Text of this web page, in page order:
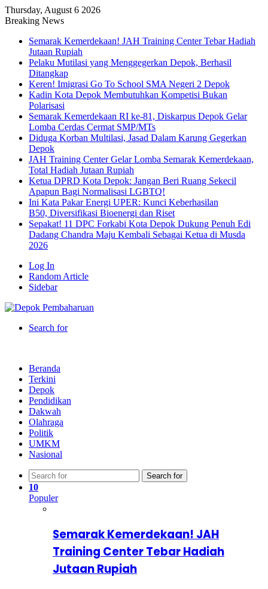
Thursday, August 6 2026
Breaking News
Semarak Kemerdekaan! JAH Training Center Tebar Hadiah
Jutaan Rupiah
Pelaku Mutilasi yang Menggegerkan Depok, Berhasil
Ditangkap
Keren! Imigrasi Go To School SMA Negeri 2 Depok
Kadin Kota Depok Membutuhkan Kompetisi Bukan
Polarisasi
Semarak Kemerdekaan RI ke-81, Diskarpus Depok Gelar
Lomba Cerdas Cermat SMP/MTs
Diduga Korban Multilasi, Jasad Dalam Karung Gegerkan
Depok
JAH Training Center Gelar Lomba Semarak Kemerdekaan,
Total Hadiah Jutaan Rupiah
Ketua DPRD Kota Depok: Jangan Beri Ruang Sekecil
Apapun Bagi Normalisasi LGBTQ!
Ini Kata Pakar Energi UPER: Kunci Keberhasilan
B50, Diversifikasi Bioenergi dan Riset
Sepakat! 11 DPC Forkabi Kota Depok Dukung Penuh Edi
Dadang Chandra Maju Kembali Sebagai Ketua di Musda
2026
Log In
Random Article
Sidebar
Search for
Beranda
Terkini
Depok
Pendidikan
Dakwah
Olahraga
Politik
UMKM
Nasional
Search for
10
Populer
Semarak Kemerdekaan! JAH
Training Center Tebar Hadiah
Jutaan Rupiah